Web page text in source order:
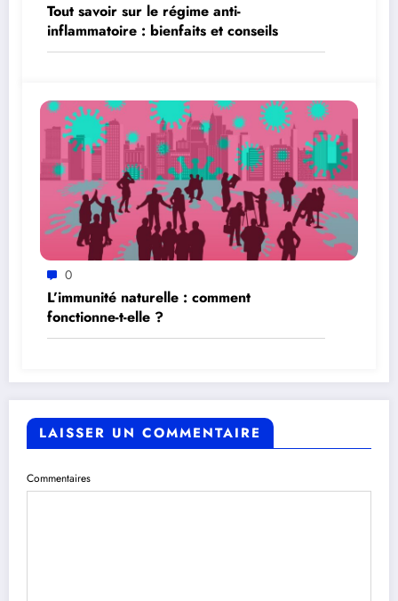
Tout savoir sur le régime anti-
inflammatoire : bienfaits et conseils
0
L’immunité naturelle : comment
fonctionne-t-elle ?
LAISSER UN COMMENTAIRE
Commentaires